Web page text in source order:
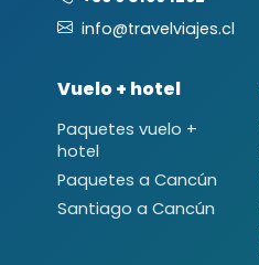
info@travelviajes.cl
Vuelo + hotel
Paquetes vuelo +
hotel
Paquetes a Cancún
Santiago a Cancún